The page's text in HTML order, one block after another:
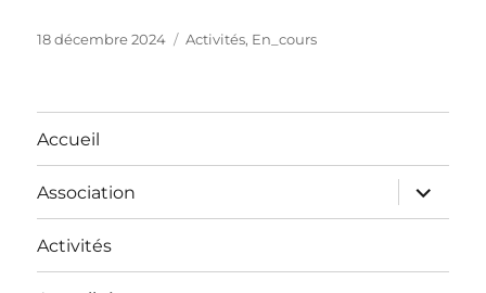
18 décembre 2024 Activités, En_cours
Accueil
Association
Activités